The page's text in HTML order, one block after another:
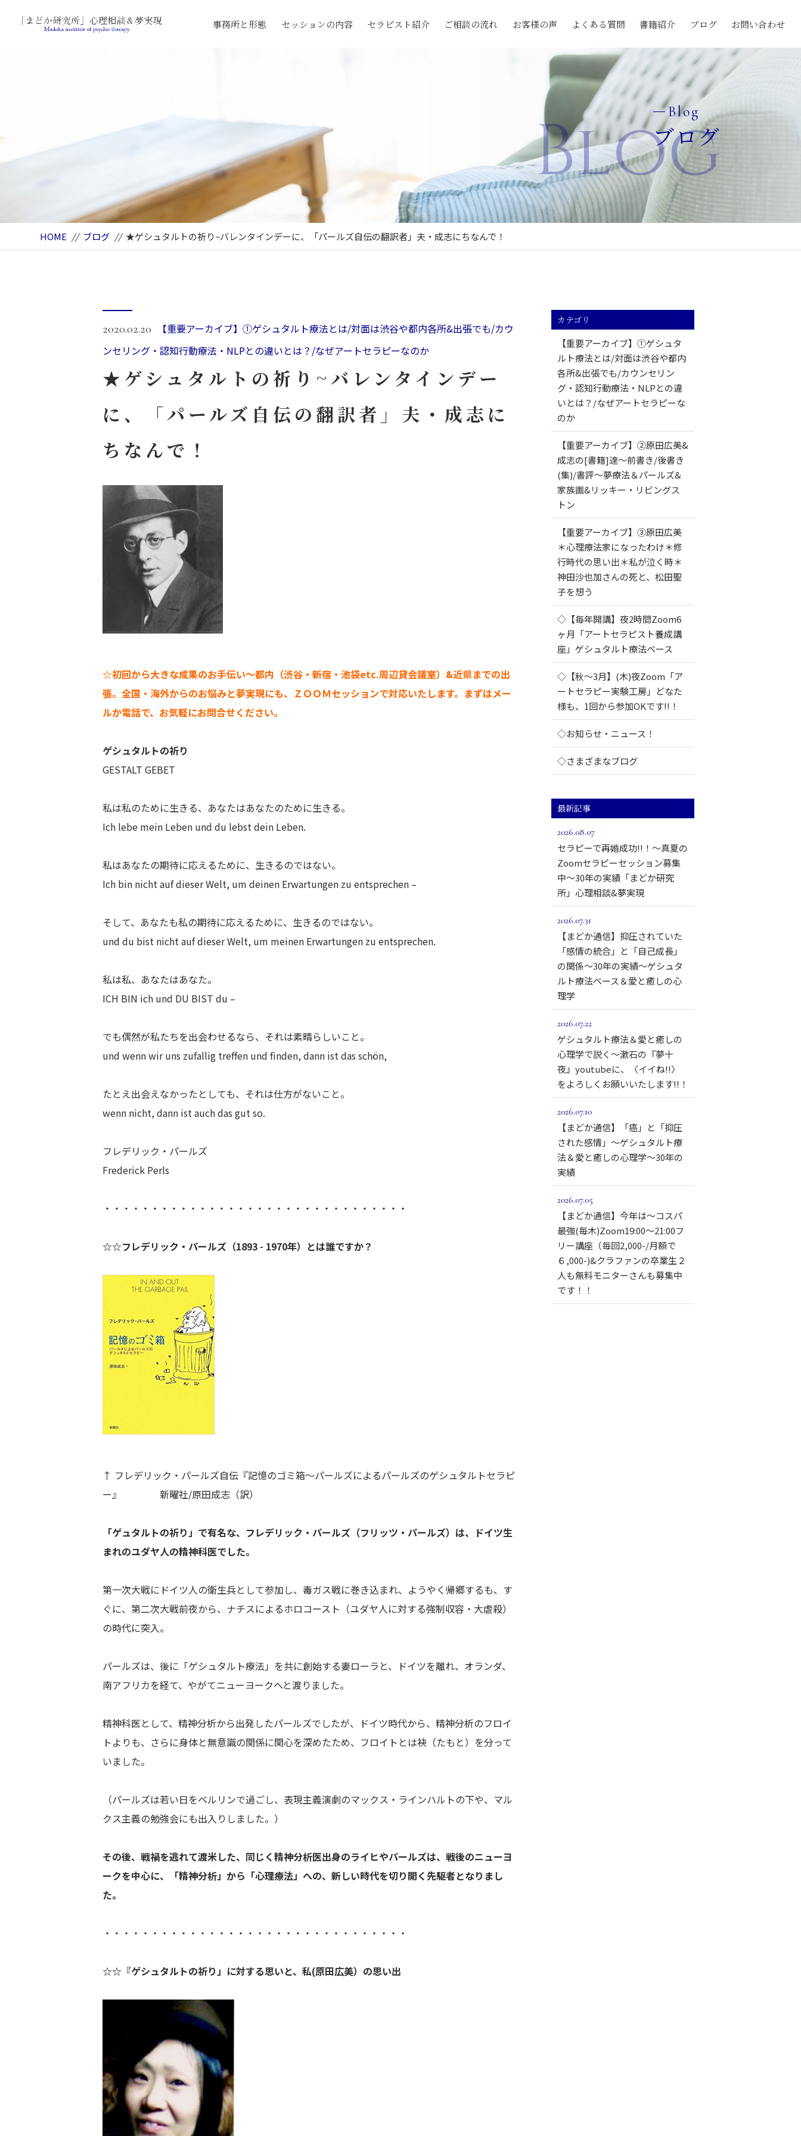
事務所と形態 セッションの内容 セラピスト紹介 ご相談の流れ お客様の声 よくある質問 書籍紹介 ブログ お問い合わせ
Blog
ブログ
Blog
HOME // ブログ // ★ゲシュタルトの祈り~バレンタインデーに、「パールズ自伝の翻訳者」夫・成志にちなんで！
2020.02.20
【重要アーカイブ】①ゲシュタルト療法とは/対面は渋谷や都内各所&出張でも/カウ
ンセリング・認知行動療法・NLPとの違いとは？/なぜアートセラピーなのか
★ゲシュタルトの祈り~バレンタインデー
に、「パールズ自伝の翻訳者」夫・成志に
ちなんで！
☆初回から大きな成果のお手伝い～都内（渋谷・新宿・池袋etc.周辺貸会議室）&近県までの出
張。全国・海外からのお悩みと夢実現にも、ＺＯＯＭセッションで対応いたします。まずはメー
ルか電話で、お気軽にお問合せください。
ゲシュタルトの祈り
GESTALT GEBET
私は私のために生きる、あなたはあなたのために生きる。
Ich lebe mein Leben und du lebst dein Leben.
私はあなたの期待に応えるために、生きるのではない。
Ich bin nicht auf dieser Welt, um deinen Erwartungen zu entsprechen –
そして、あなたも私の期待に応えるために、生きるのではない。
und du bist nicht auf dieser Welt, um meinen Erwartungen zu entsprechen.
私は私、あなたはあなた。
ICH BIN ich und DU BIST du –
でも偶然が私たちを出会わせるなら、それは素晴らしいこと。
und wenn wir uns zufallig treffen und finden, dann ist das schön,
たとえ出会えなかったとしても、それは仕方がないこと。
wenn nicht, dann ist auch das gut so.
フレデリック・パールズ
Frederick Perls
・・・・・・・・・・・・・・・・・・・・・・・・・・・・・・・・
☆☆フレデリック・パールズ（1893 - 1970年）とは誰ですか？
↑ フレデリック・パールズ自伝『記憶のゴミ箱～パールズによるパールズのゲシュタルトセラピ
ー』 新曜社/原田成志（訳）
「ゲュタルトの祈り」で有名な、フレデリック・パールズ（フリッツ・パールズ）は、ドイツ生
まれのユダヤ人の精神科医でした。
第一次大戦にドイツ人の衛生兵として参加し、毒ガス戦に巻き込まれ、ようやく帰郷するも、す
ぐに、第二次大戦前夜から、ナチスによるホロコースト（ユダヤ人に対する強制収容・大虐殺）
の時代に突入。
パールズは、後に「ゲシュタルト療法」を共に創始する妻ローラと、ドイツを離れ、オランダ、
南アフリカを経て、やがてニューヨークへと渡りました。
精神科医として、精神分析から出発したパールズでしたが、ドイツ時代から、精神分析のフロイ
トよりも、さらに身体と無意識の関係に関心を深めたため、フロイトとは袂（たもと）を分って
いました。
（パールズは若い日をベルリンで過ごし、表現主義演劇のマックス・ラインハルトの下や、マル
クス主義の勉強会にも出入りしました。）
その後、戦禍を逃れて渡米した、同じく精神分析医出身のライヒやパールズは、戦後のニューヨ
ークを中心に、「精神分析」から「心理療法」への、新しい時代を切り開く先駆者となりまし
た。
・・・・・・・・・・・・・・・・・・・・・・・・・・・・・・・・
☆☆『ゲシュタルトの祈り」に対する思いと、私(原田広美）の思い出
カテゴリ
【重要アーカイブ】①ゲシュタ
ルト療法とは/対面は渋谷や都内
各所&出張でも/カウンセリン
グ・認知行動療法・NLPとの違
いとは？/なぜアートセラピーな
のか
【重要アーカイブ】②原田広美&
成志の[書籍]達～前書き/後書き
(集)/書評～夢療法＆パールズ&
家族画&リッキー・リビングス
トン
【重要アーカイブ】③原田広美
＊心理療法家になったわけ＊修
行時代の思い出＊私が泣く時＊
神田沙也加さんの死と、松田聖
子を想う
◇【毎年開講】夜2時間Zoom6
ヶ月「アートセラピスト養成講
座」ゲシュタルト療法ベース
◇【秋～3月】(木)夜Zoom「ア
ートセラピー実験工房」どなた
様も、1回から参加OKです!!！
◇お知らせ・ニュース！
◇さまざまなブログ
最新記事
2026.08.07
セラピーで再婚成功!!！～真夏の
Zoomセラピーセッション募集
中～30年の実績「まどか研究
所」心理相談&夢実現
2026.07.31
【まどか通信】抑圧されていた
「感情の統合」と「自己成長」
の関係～30年の実績～ゲシュタ
ルト療法ベース＆愛と癒しの心
理学
2026.07.22
ゲシュタルト療法＆愛と癒しの
心理学で説く～漱石の『夢十
夜』youtubeに、〈イイね!!〉
をよろしくお願いいたします!!！
2026.07.10
【まどか通信】「癌」と「抑圧
された感情」～ゲシュタルト療
法＆愛と癒しの心理学～30年の
実績
2026.07.05
【まどか通信】今年は～コスパ
最強(毎木)Zoom19:00～21:00フ
リー講座（毎回2,000-/月額で
６,000-)&クラファンの卒業生２
人も無料モニターさんも募集中
です！！